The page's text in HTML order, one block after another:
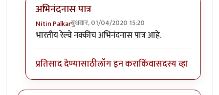
अभिनंदनास पात्र
Nitin Palkarबुधवार, 01/04/2020 15:20
In reply toहार्दिक अभिनंदन !byहेमंतकुमार
भारतीय रेल्वे नक्कीच अभिनंदनास पात्र आहे.
प्रतिसाद देण्यासाठीलॉग इन कराकिंवासदस्य व्हा